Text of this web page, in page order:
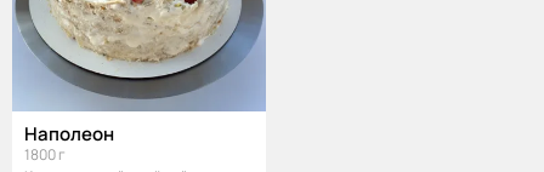
Наполеон
1800 г